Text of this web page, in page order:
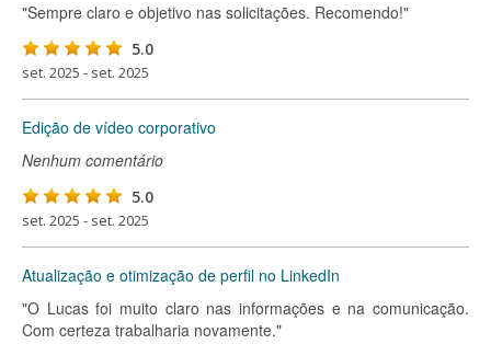
"Sempre claro e objetivo nas solicitações. Recomendo!"
5.0
set. 2025 - set. 2025
Edição de vídeo corporativo
Nenhum comentário
5.0
set. 2025 - set. 2025
Atualização e otimização de perfil no LinkedIn
"O Lucas foi muito claro nas informações e na comunicação.
Com certeza trabalharia novamente."